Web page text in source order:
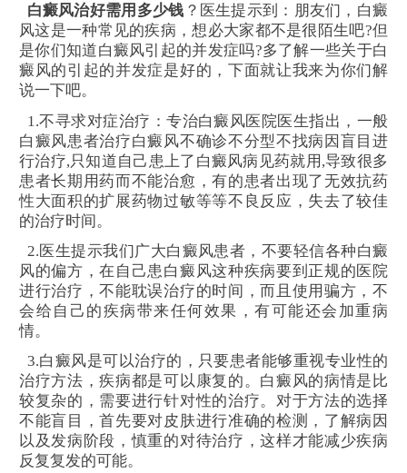
白癜风治好需用多少钱 ？ 医生提示到：朋友们，白癜
风这是一种常见的疾病，想必大家都不是很陌生吧?但
是你们知道白癜风引起的并发症吗?多了解一些关于白
癜风的引起的并发症是好的，下面就让我来为你们解
说一下吧。
1.不寻求对症治疗：专治白癜风医院医生指出，一般
白癜风患者治疗白癜风不确诊不分型不找病因盲目进
行治疗,只知道自己患上了白癜风病见药就用,导致很多
患者长期用药而不能治愈，有的患者出现了无效抗药
性大面积的扩展药物过敏等等不良反应，失去了较佳
的治疗时间。
2.医生提示我们广大白癜风患者，不要轻信各种白癜
风的偏方，在自己患白癜风这种疾病要到正规的医院
进行治疗，不能耽误治疗的时间，而且使用骗方，不
会给自己的疾病带来任何效果，有可能还会加重病
情。
3.白癜风是可以治疗的，只要患者能够重视专业性的
治疗方法，疾病都是可以康复的。白癜风的病情是比
较复杂的，需要进行针对性的治疗。对于方法的选择
不能盲目，首先要对皮肤进行准确的检测，了解病因
以及发病阶段，慎重的对待治疗，这样才能减少疾病
反复复发的可能。